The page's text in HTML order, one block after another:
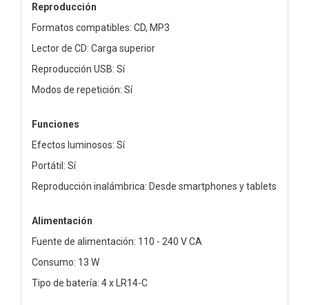
Reproducción
Formatos compatibles: CD, MP3
Lector de CD: Carga superior
Reproducción USB: Sí
Modos de repetición: Sí
Funciones
Efectos luminosos: Sí
Portátil: Sí
Reproducción inalámbrica: Desde smartphones y tablets
Alimentación
Fuente de alimentación: 110 - 240 V CA
Consumo: 13 W
Tipo de batería: 4 x LR14-C